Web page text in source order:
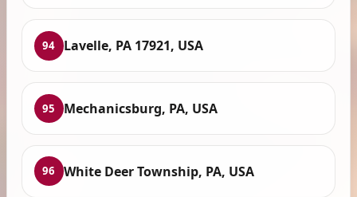
94 Lavelle, PA 17921, USA
95 Mechanicsburg, PA, USA
96 White Deer Township, PA, USA